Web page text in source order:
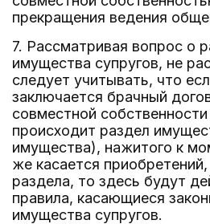
прекращения ведения
7. Рассматривая вопрос о
имущества супругов, не
следует учитывать, что
заключается брачный
совместной
происходит раздел
имущества), нажитого к
же касается
раздела, то здесь будут
правила, касающиеся
имущества супругов.